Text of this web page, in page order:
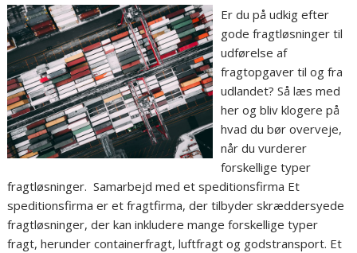
Er du på udkig efter
gode fragtløsninger til
udførelse af
fragtopgaver til og fra
udlandet? Så læs med
her og bliv klogere på
hvad du bør overveje,
når du vurderer
forskellige typer
fragtløsninger. Samarbejd med et speditionsfirma Et
speditionsfirma er et fragtfirma, der tilbyder skræddersyede
fragtløsninger, der kan inkludere mange forskellige typer
fragt, herunder containerfragt, luftfragt og godstransport. Et